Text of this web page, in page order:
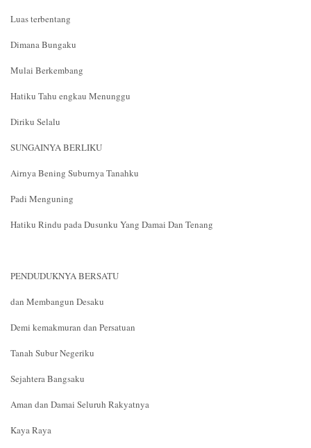
Luas terbentang
Dimana Bungaku
Mulai Berkembang
Hatiku Tahu engkau Menunggu
Diriku Selalu
SUNGAINYA BERLIKU
Airnya Bening Suburnya Tanahku
Padi Menguning
Hatiku Rindu pada Dusunku Yang Damai Dan Tenang
PENDUDUKNYA BERSATU
dan Membangun Desaku
Demi kemakmuran dan Persatuan
Tanah Subur Negeriku
Sejahtera Bangsaku
Aman dan Damai Seluruh Rakyatnya
Kaya Raya